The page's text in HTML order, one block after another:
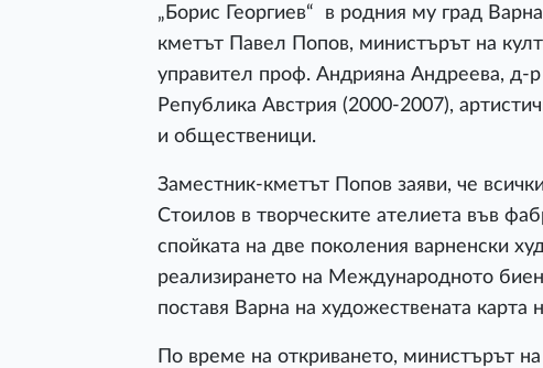
„Борис Георгиев“ в родния му град
кметът Павел Попов, министърът на
управител проф. Андрияна Андреева,
Република Австрия (2000-2007),
и общественици.
Заместник-кметът Попов заяви, че
Стоилов в творческите ателиета във
спойката на две поколения варненски
реализирането на Международното
поставя Варна на художествената
По време на откриването, министърът